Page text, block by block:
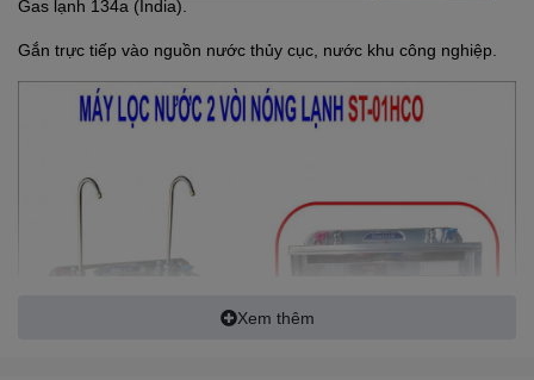
Gas lạnh 134a (India).
Gắn trực tiếp vào nguồn nước thủy cục, nước khu công nghiệp.
Xem thêm